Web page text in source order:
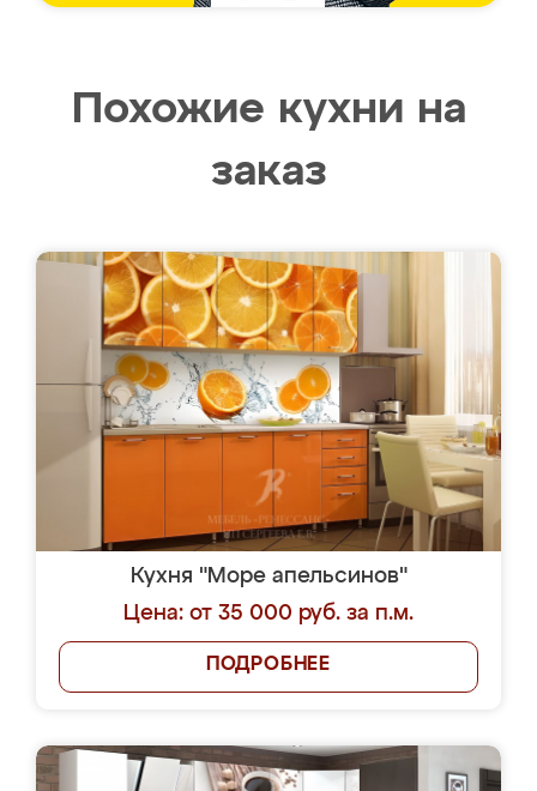
Похожие кухни на
заказ
Кухня "Море апельсинов"
Цена: от 35 000 руб. за п.м.
ПОДРОБНЕЕ